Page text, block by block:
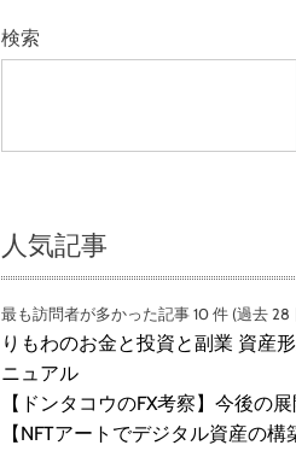
検索
人気記事
最も訪問者が多かった記事 10 件 (過去 28
りもわのお金と投資と副業 資産
ニュアル
【ドンタコウのFX考察】今後の
【NFTアートでデジタル資産の構